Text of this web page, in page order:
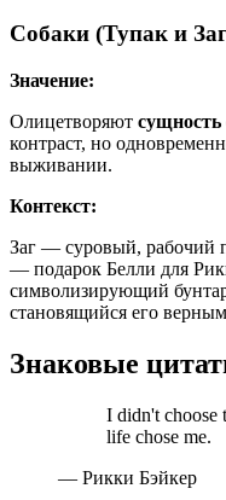
Собаки (Тупак и
Значение:
Олицетворяют сущность
контраст, но
выживании.
Контекст:
Заг — суровый, рабочий
— подарок Белли для
символизирующий
становящийся его
Знаковые
I didn't choose
life chose me.
— Рикки Бэйкер